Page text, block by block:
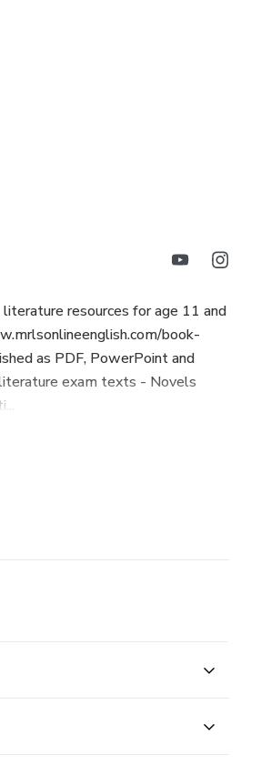
con estos textos en un
resources for age 11 and
book-
as PDF, PowerPoint and
exam texts - Novels